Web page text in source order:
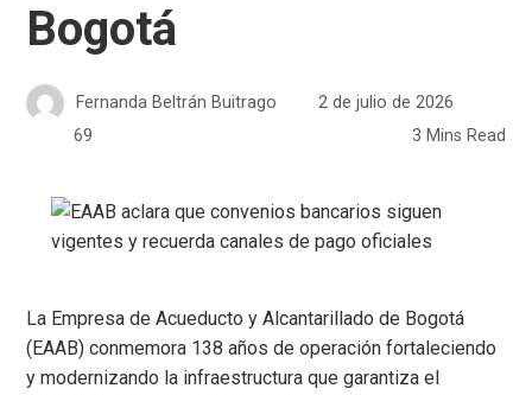
Bogotá
Fernanda Beltrán Buitrago
2 de julio de 2026
69
3 Mins Read
La Empresa de Acueducto y Alcantarillado de Bogotá
(EAAB) conmemora 138 años de operación fortaleciendo
y modernizando la infraestructura que garantiza el